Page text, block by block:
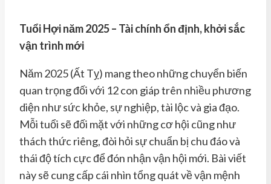
Tuổi Hợi năm 2025 – Tài chính ổn định, khởi sắc
vận trình mới
Năm 2025 (Ất Tỵ) mang theo những chuyển biến
quan trọng đối với 12 con giáp trên nhiều phương
diện như sức khỏe, sự nghiệp, tài lộc và gia đạo.
Mỗi tuổi sẽ đối mặt với những cơ hội cũng như
thách thức riêng, đòi hỏi sự chuẩn bị chu đáo và
thái độ tích cực để đón nhận vận hội mới. Bài viết
này sẽ cung cấp cái nhìn tổng quát về vận mệnh